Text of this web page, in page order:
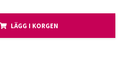
LÄGG I KORGEN